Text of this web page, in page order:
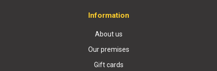
Information
About us
Our premises
Gift cards